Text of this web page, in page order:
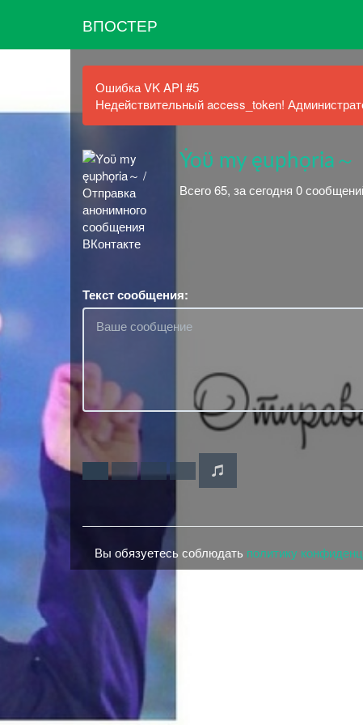
ВПОСТЕР
Ошибка VK API #5
Недействительный access_token!
Ẏoϋ my ęuphọria～
Всего 65, за сегодня 0
Текст сообщения:
Вы обязуетесь соблюдать политику